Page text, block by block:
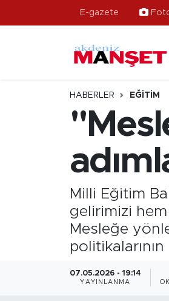
E-gazete
HABERLER EĞITIM
Milli Eğitim
gelirimizi
Mesleğe
07.05.2026 - 19:14
YAYINLANMA
Gündem
Hava Durumu
Süper Lig Puan Durumu ve
Tüm Manşetler
Son Dakika Haberleri
Haber Arşivi